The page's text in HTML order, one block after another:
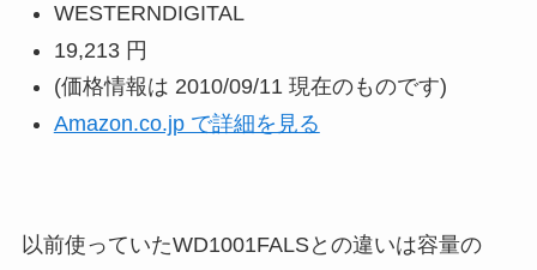
WESTERNDIGITAL
19,213 円
(価格情報は 2010/09/11 現在のものです)
Amazon.co.jp で詳細を見る
以前使っていたWD1001FALSとの違いは容量の